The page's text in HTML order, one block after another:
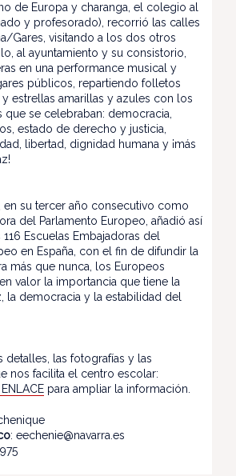
de Europa y charanga, el colegio al
y profesorado), recorrió las calles
Gares, visitando a los dos otros
al ayuntamiento y su consistorio,
en una performance musical y
públicos, repartiendo folletos
estrellas amarillas y azules con los
se celebraban: democracia,
estado de derecho y justicia,
libertad, dignidad humana y ¡más
en su tercer año consecutivo como
del Parlamento Europeo, añadió así
Escuelas Embajadoras del
en España, con el fin de difundir la
más que nunca, los Europeos
valor la importancia que tiene la
la democracia y la estabilidad del
detalles, las fotografías y las
nos facilita el centro escolar:
ENLACE para ampliar la información.
: eechenie@navarra.es